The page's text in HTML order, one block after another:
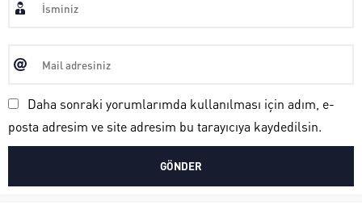
Daha sonraki yorumlarımda kullanılması için adım, e-
posta adresim ve site adresim bu tarayıcıya kaydedilsin.